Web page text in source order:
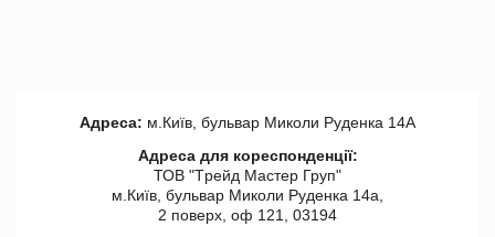
Адреса: м.Київ, бульвар Миколи Руденка 14А
Адреса для кореспонденції:
ТОВ "Tрейд Мастер Груп"
м.Київ, бульвар Миколи Руденка 14а,
2 поверх, оф 121, 03194